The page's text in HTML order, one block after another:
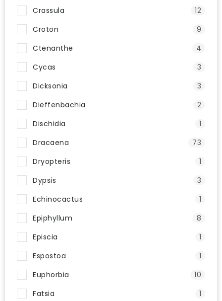
Crassula
12
Croton
9
Ctenanthe
4
Cycas
3
Dicksonia
3
Dieffenbachia
2
Dischidia
1
Dracaena
73
Dryopteris
1
Dypsis
3
Echinocactus
1
Epiphyllum
8
Episcia
1
Espostoa
1
Euphorbia
10
Fatsia
1